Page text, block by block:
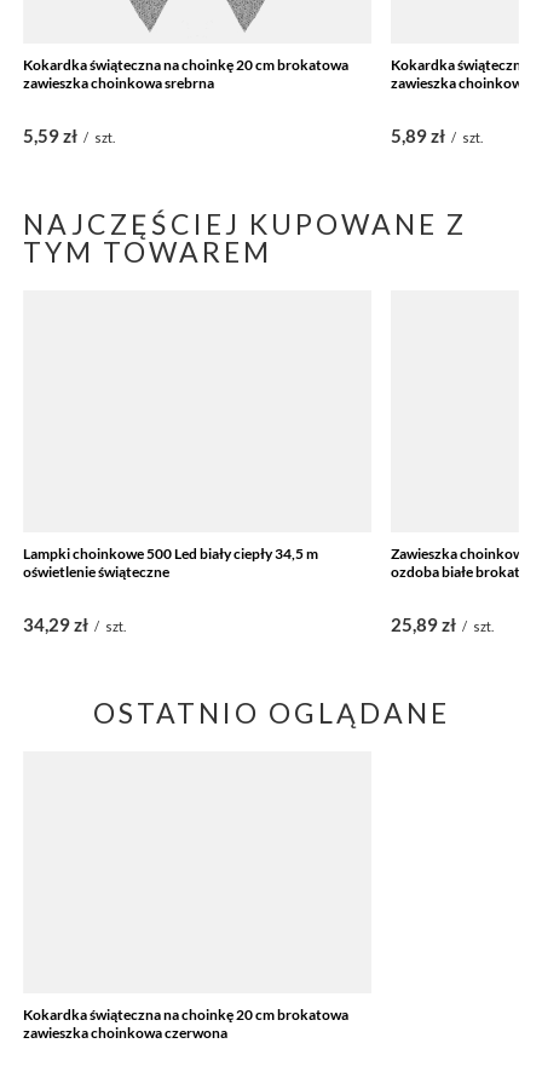
Kokardka świąteczna na choinkę 20 cm brokatowa
zawieszka choinkowa srebrna
5,59 zł / szt.
Kokardka świąteczna
zawieszka choinkowa
5,89 zł / szt.
NAJCZĘŚCIEJ KUPOWANE Z
TYM TOWAREM
Lampki choinkowe 500 Led biały ciepły 34,5 m
oświetlenie świąteczne
34,29 zł / szt.
Zawieszka choinkowa
ozdoba białe brokat
25,89 zł / szt.
OSTATNIO OGLĄDANE
Kokardka świąteczna na choinkę 20 cm brokatowa
zawieszka choinkowa czerwona